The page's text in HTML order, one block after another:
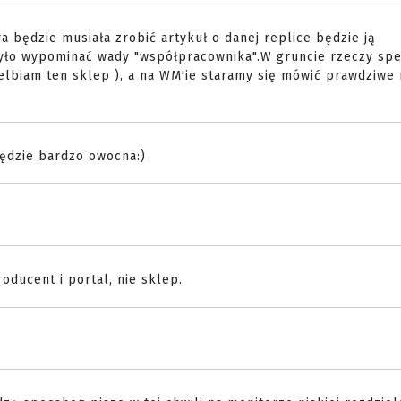
będzie musiała zrobić artykuł o danej replice będzie ją
wypominać wady "współpracownika".W gruncie rzeczy
ten sklep ), a na WM'ie staramy się mówić prawdziwe
bardzo owocna:)
i portal, nie sklep.